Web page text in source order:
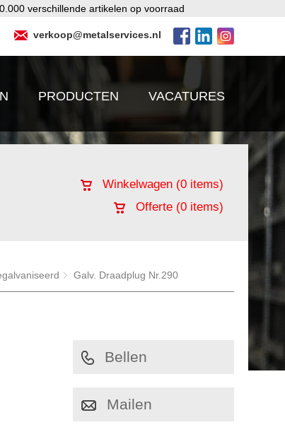
verschillende artikelen op voorraad
verkoop@metalservices.nl
PRODUCTEN VACATURES
Winkelwagen (0 items)
Offerte (0 items)
Galv. Draadplug Nr.290
Bellen
Mailen